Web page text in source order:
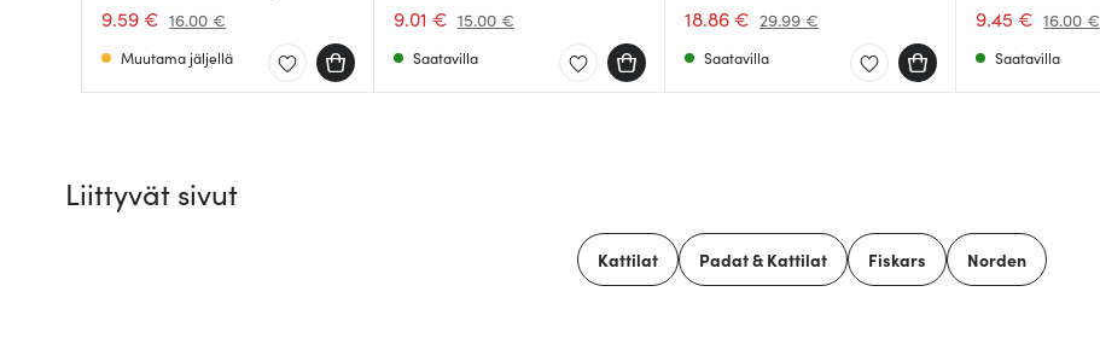
9.59 € 16.00 €
Muutama jäljellä
9.01 € 15.00 €
Saatavilla
18.86 € 29.99 €
Saatavilla
9.45 € 16.00 €
Saatavilla
Liittyvät sivut
Kattilat Padat & Kattilat Fiskars Norden